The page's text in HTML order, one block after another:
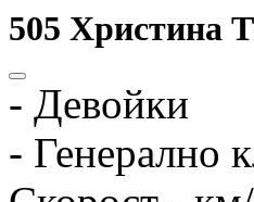
505 Христина
- Девойки
- Генерално